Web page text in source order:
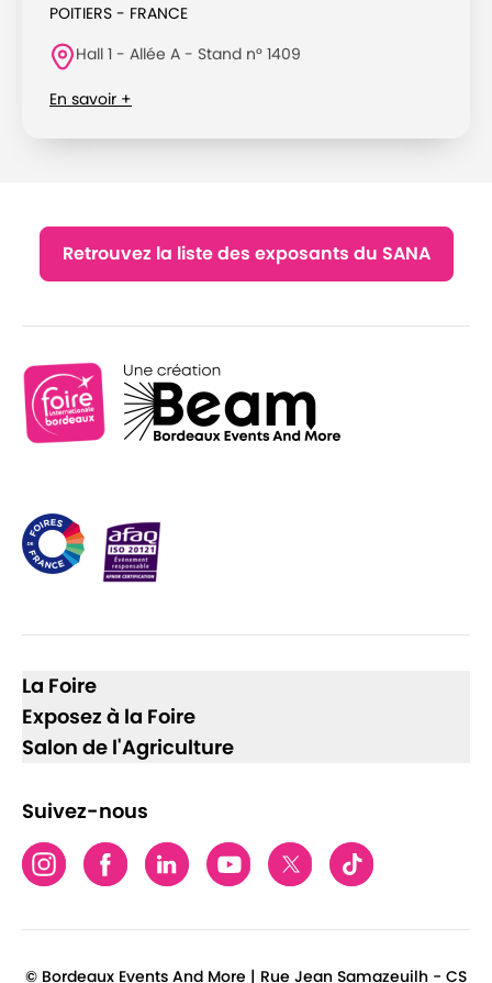
POITIERS - FRANCE
Hall 1 - Allée A - Stand n° 1409
En savoir +
Retrouvez la liste des exposants du SANA
La Foire
Exposez à la Foire
Salon de l'Agriculture
Suivez-nous
© Bordeaux Events And More | Rue Jean Samazeuilh - CS